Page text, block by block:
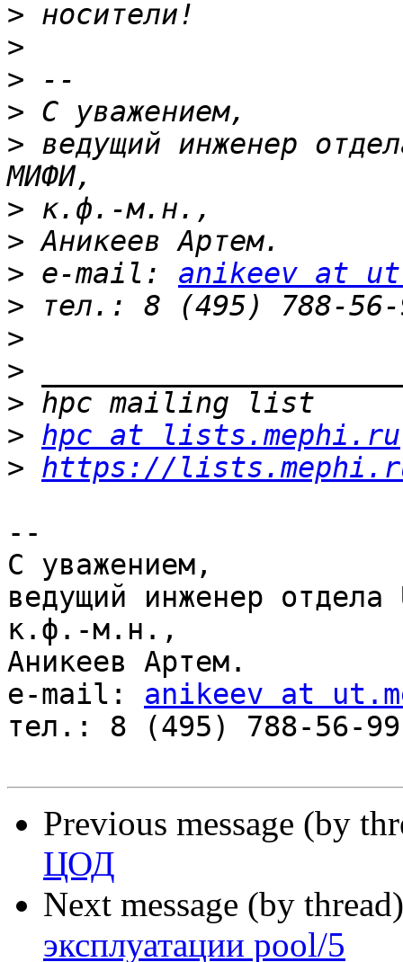
>
>
>
>
> ведущий инженер
>
>
> e-mail: anikeev at
>
>
>
>
> hpc at lists.mephi.ru
> https://
--
С уважением,
ведущий инженер
к.ф.-м.н.,
Аникеев Артем.
e-mail: anikeev at
тел.: 8 (495) 788-56-
Previous message (by
ЦОД
Next message (by
эксплуатации pool/5